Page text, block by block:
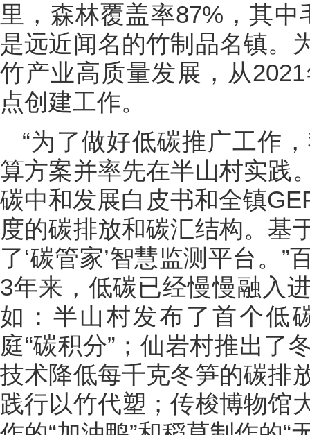
里，森林覆盖率87%，其
是远近闻名的竹制品名镇。
竹产业高质量发展，从
点创建工作。
“为了做好低碳推广工作
算方案并率先在半山村实践
碳中和发展白皮书和全镇
度的碳排放和碳汇结构。基
了‘碳管家’智慧监测平台。
3年来，低碳已经慢慢融入
如：半山村发布了首个低
庭“碳积分”；仙岩村推出了
技术降低每千克冬笋的碳排
践行以竹代塑；传梭博物馆